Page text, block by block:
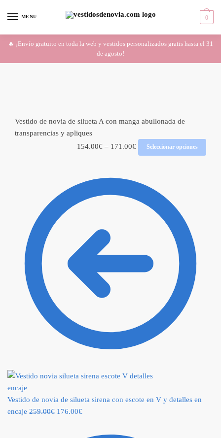
MENU 0
🔥 ¡Envío gratuito en toda la web y vestidos personalizados gratis hasta el 31
de agosto!
Vestido de novia de silueta A con manga abullonada de
transparencias y apliques
154.00€ – 171.00€ Seleccionar opciones
Vestido de novia de silueta sirena con escote en V y detalles en
encaje 259.00€ 176.00€